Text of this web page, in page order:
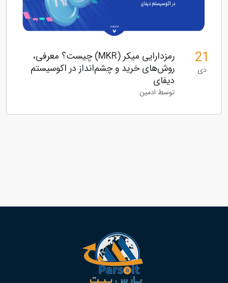
21
دی
رمزدارایی میکر (MKR) چیست؟ معرفی،
روش‌های خرید و چشم‌انداز در اکوسیستم
دیفای
توسط ادمین